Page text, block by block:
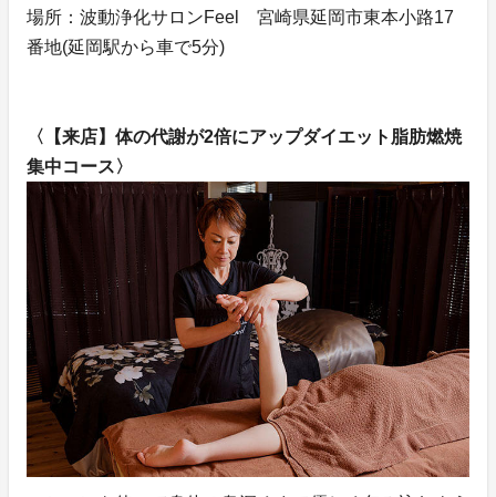
場所：波動浄化サロンFeel 宮崎県延岡市東本小路17
番地(延岡駅から車で5分)
〈【来店】体の代謝が2倍にアップダイエット脂肪燃焼
集中コース〉